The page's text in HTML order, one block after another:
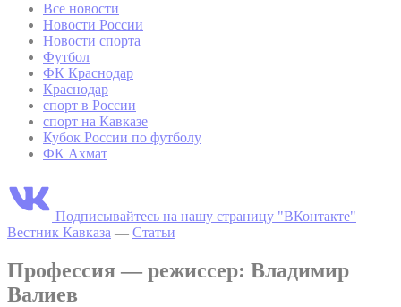
Все новости
Новости России
Новости спорта
Футбол
ФК Краснодар
Краснодар
спорт в России
спорт на Кавказе
Кубок России по футболу
ФК Ахмат
Подписывайтесь на нашу страницу "ВКонтакте"
Вестник Кавказа — Статьи
Профессия — режиссер: Владимир
Валиев